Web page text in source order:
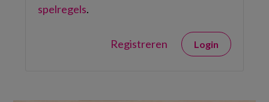
spelregels.
Registreren Login